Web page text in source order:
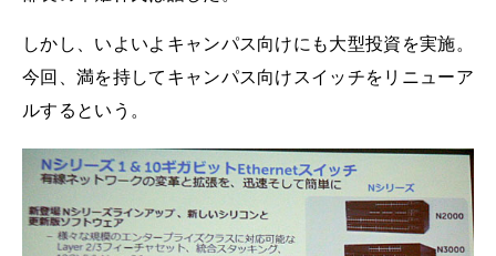
しかし、いよいよキャンパス向けにも大型投資を実施。
今回、満を持してキャンパス向けスイッチをリニューア
ルするという。